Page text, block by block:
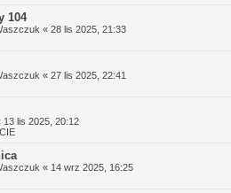
104
« 28 lis 2025, 21:33
« 27 lis 2025, 22:41
13 lis 2025, 20:12
« 14 wrz 2025, 16:25